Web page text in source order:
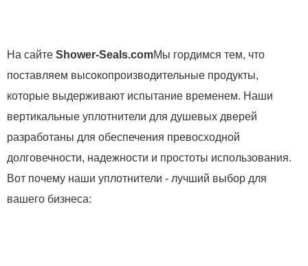
На сайте Shower-Seals.comМы гордимся тем, что
поставляем высокопроизводительные продукты,
которые выдерживают испытание временем. Наши
вертикальные уплотнители для душевых дверей
разработаны для обеспечения превосходной
долговечности, надежности и простоты использования.
Вот почему наши уплотнители - лучший выбор для
вашего бизнеса: